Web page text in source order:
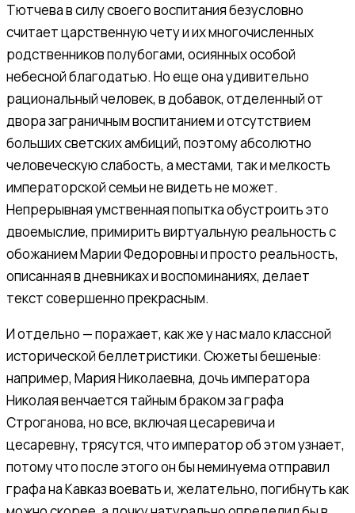
Тютчева в силу своего воспитания безусловно
считает царственную чету и их многочисленных
родственников полубогами, осиянных особой
небесной благодатью. Но еще она удивительно
рациональный человек, в добавок, отделенный от
двора заграничным воспитанием и отсутствием
больших светских амбиций, поэтому абсолютно
человеческую слабость, а местами, так и мелкость
императорской семьи не видеть не может.
Непрерывная умственная попытка обустроить это
двоемыслие, примирить виртуальную реальность с
обожанием Марии Федоровны и просто реальность,
описанная в дневниках и воспоминаниях, делает
текст совершенно прекрасным.
И отдельно — поражает, как же у нас мало классной
исторической беллетристики. Сюжеты бешеные:
например, Мария Николаевна, дочь императора
Николая венчается тайным браком за графа
Строганова, но все, включая цесаревича и
цесаревну, трясутся, что император об этом узнает,
потому что после этого он бы неминуема отправил
графа на Кавказ воевать и, желательно, погибнуть как